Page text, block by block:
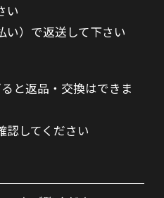
い
い）で返送して下さい
と返品・交換はできま
認してください